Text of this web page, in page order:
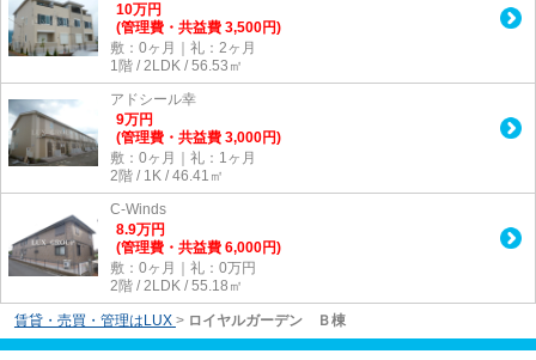
10万円
(管理費・共益費 3,500円)
敷：0ヶ月｜礼：2ヶ月
1階 / 2LDK / 56.53㎡
アドシール幸
9万円
(管理費・共益費 3,000円)
敷：0ヶ月｜礼：1ヶ月
2階 / 1K / 46.41㎡
C-Winds
8.9万円
(管理費・共益費 6,000円)
敷：0ヶ月｜礼：0万円
2階 / 2LDK / 55.18㎡
賃貸・売買・管理はLUX > ロイヤルガーデン Ｂ棟